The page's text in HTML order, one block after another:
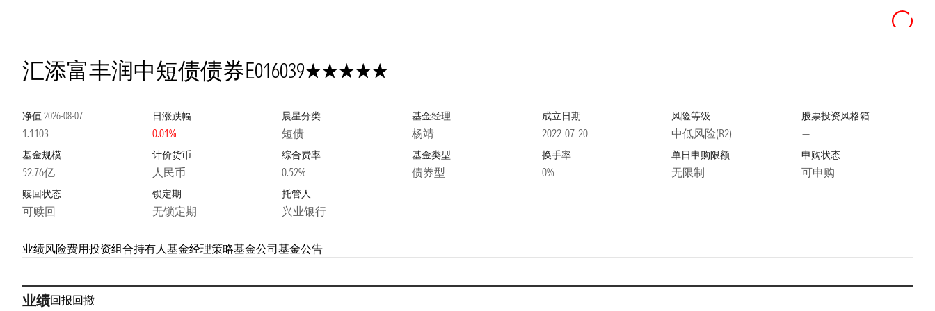
汇添富丰润中短债债券E016039
净值 2026-08-07
1.1103
日涨跌幅
0.01%
晨星分类
短债
基金经理
杨靖
成立日期
2022-07-20
风险等级
中低风险(R2)
股票投资风格箱
—
基金规模
52.76亿
计价货币
人民币
综合费率
0.52%
基金类型
债券型
换手率
0%
单日申购限额
无限制
申购状态
可申购
赎回状态
可赎回
锁定期
无锁定期
托管人
兴业银行
业绩风险费用投资组合持有人基金经理策略基金公司基金公告
业绩回报回撤